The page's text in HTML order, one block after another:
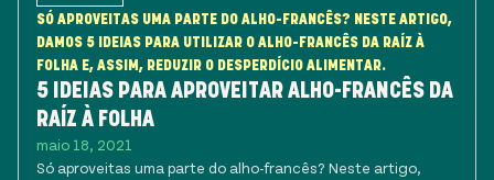
SÓ APROVEITAS UMA PARTE DO ALHO-FRANCÊS? NESTE ARTIGO,
DAMOS 5 IDEIAS PARA UTILIZAR O ALHO-FRANCÊS DA RAÍZ À
FOLHA E, ASSIM, REDUZIR O DESPERDÍCIO ALIMENTAR.
5 IDEIAS PARA APROVEITAR ALHO-FRANCÊS DA
RAÍZ À FOLHA
maio 18, 2021
Só aproveitas uma parte do alho-francês? Neste artigo,